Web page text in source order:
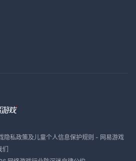
隐私政策及儿童个人信息保护规则 - 网易游戏